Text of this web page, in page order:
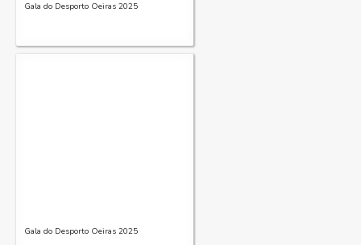
Gala do Desporto Oeiras 2025
Gala do Desporto Oeiras 2025